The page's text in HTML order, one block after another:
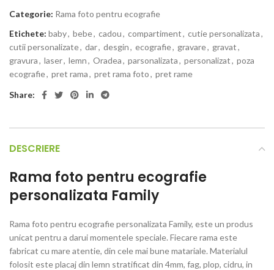
Categorie: Rama foto pentru ecografie
Etichete: baby, bebe, cadou, compartiment, cutie personalizata,
cutii personalizate, dar, desgin, ecografie, gravare, gravat,
gravura, laser, lemn, Oradea, parsonalizata, personalizat, poza
ecografie, pret rama, pret rama foto, pret rame
Share:
DESCRIERE
Rama foto pentru ecografie
personalizata Family
Rama foto pentru ecografie personalizata Family, este un produs
unicat pentru a darui momentele speciale. Fiecare rama este
fabricat cu mare atentie, din cele mai bune matariale. Materialul
folosit este placaj din lemn stratificat din 4mm, fag, plop, cidru, in